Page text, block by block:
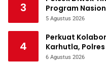
3
Program
5 Agustus 2026
4
Perkuat
Karhutla,
Bencana
6 Agustus 2026